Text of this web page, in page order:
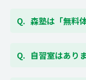
塾の授業料はこ
森塾は「無料
す。また、春休
自習室はあり